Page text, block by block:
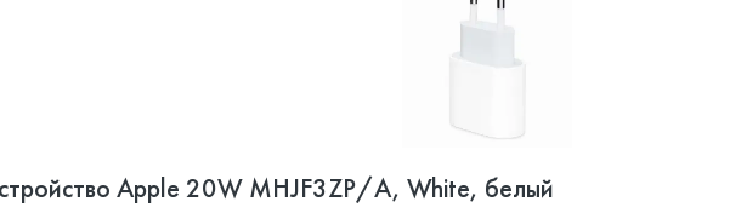
Apple 20W MHJF3ZP/A, White, белый